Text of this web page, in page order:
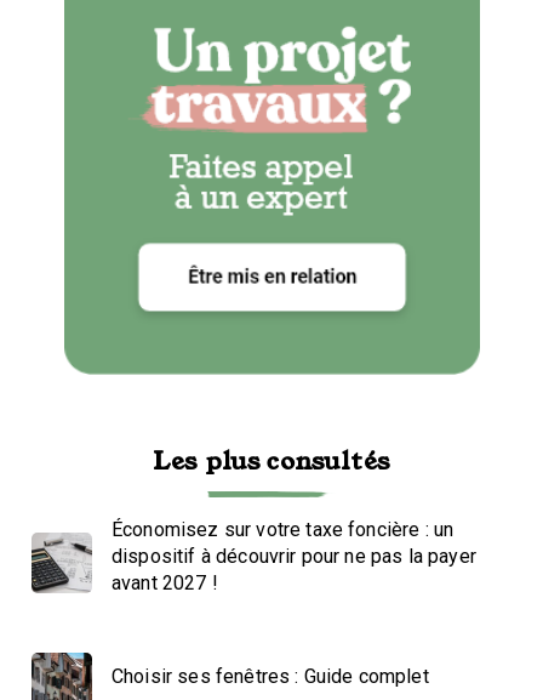
Les plus consultés
Économisez sur votre taxe foncière : un
dispositif à découvrir pour ne pas la payer
avant 2027 !
Choisir ses fenêtres : Guide complet